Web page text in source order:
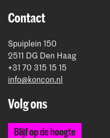
Contact
Spuiplein 150
2511 DG Den Haag
+31 70 315 15 15
info@koncon.nl
Volg ons
Blijf op de hoogte